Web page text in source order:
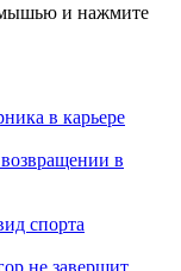
и нажмите
в карьере
в
спорта
не завершит